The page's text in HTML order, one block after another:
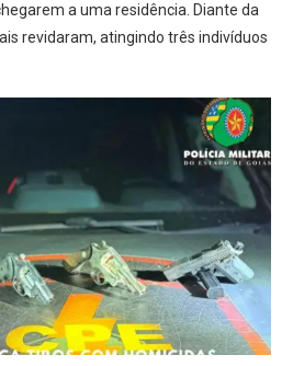
a uma residência. Diante da
revidaram, atingindo três indivíduos